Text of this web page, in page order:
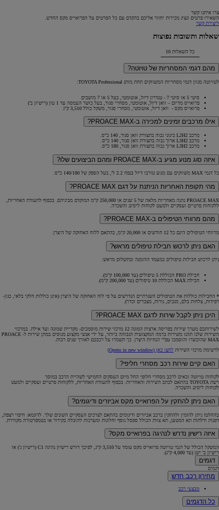
צרו איתנו קשר
השאירו פרטים ונציג מכירות יחזור אליכם בהקדם עם כל הפרטים על הפרואייס מקס החדש.
ליצירת קשר
שאלות ותשובות נפוצות
כל השאלות 10
מהם דגמי המסחריות של טויוטה?
לטויוטה מגוון דגמי מסחריות המשווקים תחת מותג TOYOTA Professional:
סיטי 5 או סיטי 7 - טנדרון דיזל, אוטומטי, בעל 5 או 7 מושבים
פרואייס מדיום – וואן דיזל, אוטומטי, מסחרי סגור, בעל כושר העמסה עד 1 טון (רישיון ב')
פרואייס מקס - וואן דיזל, אוטומטי, מסחרי סגור, משקל כולל 3,510 ק"ג
אילו מרכבים זמינים למכירה ב-PROACE MAX?
מרכב L2H2 בינוני גבוה בתצורת וואן סגור, 140 כ"ס.
מרכב L3H2 ארוך גבוה בתצורת וואן סגור, 140 כ"ס.
מרכב L3H2 ארוך גבוה בתצורת וואן סגור, 180 כ"ס.
איזה סוג מנוע מגיע ב-PROACE MAX ומהם הביצועים שלו?
כל דגמי MAX משווקים עם מנוע טורבו דיזל בנפח 2.2 ל', בעל הספק של 140/180 כ"ס.
מהי תקופת האחריות הניתנת על דגם PROACE MAX?
PROACE MAX נהנה מאחריות מלאה של 5 שנים או 250,000 ק"מ המוקדם מביניהם. בכפוף לתעודת האחריות,
ללקוחות פרטיים ועסקיים ולמעט לקוחות ליסינג והשכרה.
מהם מרווחי הטיפולים ב-PROACE MAX?
מרווחי הטיפולים הינם כל 12 חודשים או 20,000 ק"מ, בהתאם ללוח האחזקה של היצרן.
האם ניתן לרכוש חבילת טיפולים מראש?
ניתן לרכוש חבילות טיפולים במעמד ההזמנה ובתשלום מראש:
חבילת PRO הכוללת 5 טיפולים (עד 100,000 ק"מ).
חבילת MAX הכוללת 10 טיפולים (עד 200,000 ק"מ).
* החבילות כוללות את הטיפולים השגרתיים הנדרשים על פי לוח האחזקה של היצרן (אינן כוללות חלקי בלאי, כגון-
רפידות, צלחות בלם, מגבים, נורות, מצברים וכדו').
היכן ניתן לקבל שירות לדגם PROACE MAX?
לשירותכם מערך שירות בפריסה ארצית המונה 12 מרכזי שירות מוסמכים- מקריית שמונה ועד אילת. במרכזי
השירות שלנו תהנו משירות ברמה המקצועית הגבוהה ביותר, על ידי אנשי מקצוע מנוסים במתן שירות ל- PROACE
MAX שהוכשרו והוסמכו עפ"י הנחיות היצרן. כך תשמרו על רכבכם לאורך שנים רבות.
לרשימת מרכזי השירות לחצו כאן (Opens in new window)
האם קיים שירות רכב מסחרי חליפי?
לקוחות טויוטה זכאים לרכב מסחרי חלופי החל מיום העסקים החמישי לשהיית הרכב במוסך
רשת TOYOTA בהתאם לכתב השירות והאחריות. בכפוף לתעודת האחריות, ללקוחות פרטיים ועסקיים ולמעט
לקוחות ליסינג והשכרה.
האם ניתן להתקין על הפרואייס מקס אביזרים ודיגומים?
בהחלט! ניתן להזמין ולהתקין ברכב אביזרים ודיגומים בהתאם לצרכים העסקיים השונים שלך. לדוגמא: חיפוי רצפת,
דפנות ודלתות תא המטען, תא צוות הכולל ספסל נוסף וחלונות ומערכות להובלה בקירור או בטמפרטורה מקוררת.
איזה רישיון נדרש לנהיגה בפרואייס מקס?
המשקל הכולל של דגמי טויוטה פרואייס מקס עומד על 3,510 ק"ג, לפיכך דורש רישיון נהיגה C1 (רישיון ג') או
רישיון ב' ישן (עד 4,000 ק"ג).
דגמים
דגמים
מחירון רכב חדש
מבצעי רכב
כל הדגמים